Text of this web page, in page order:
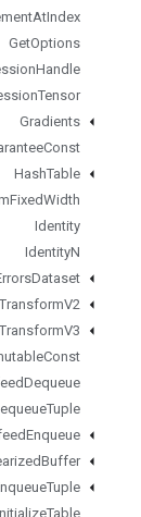
AtIndex
GetOptions
Handle
Tensor
Gradients
Const
HashTable
FixedWidth
Identity
IdentityN
Dataset
TransformV2
TransformV3
Const
Dequeue
Tuple
Enqueue
Buffer
Tuple
Table